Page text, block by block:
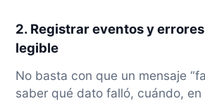
2. Registrar eventos y
legible
No basta con que un mensaje
saber qué dato falló, cuándo,